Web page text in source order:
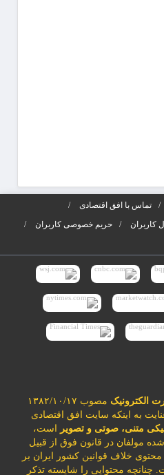
تماس با افق اقتصادی
کاربران
حریم خصوصی کاربران
الکترونیک
مصوب ۱۳۸۲/۱۰/۱۷
به اینکه سایت افق اقتصادی
متنی، صوتی و تصویر
است،
مولفان در قانون فوق از قبیل
محتوی خلاف قوانین کشور ایران بر
چنانچه محتوایی را شایسته تذکر